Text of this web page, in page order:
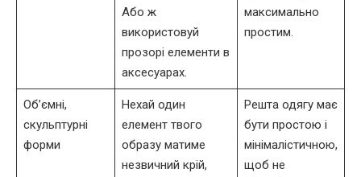
Або ж
використовуй
прозорі елементи в
аксесуарах.
максимально
простим.
Об’ємні,
скульптурні
форми
Нехай один
елемент твого
образу матиме
незвичний крій,
Решта одягу має
бути простою і
мінімалістичною,
щоб не